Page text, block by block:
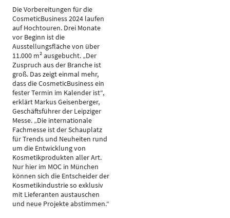
Die Vorbereitungen für die
CosmeticBusiness 2024 laufen
auf Hochtouren. Drei Monate
vor Beginn ist die
Ausstellungsfläche von über
11.000 m² ausgebucht. „Der
Zuspruch aus der Branche ist
groß. Das zeigt einmal mehr,
dass die CosmeticBusiness ein
fester Termin im Kalender ist“,
erklärt Markus Geisenberger,
Geschäftsführer der Leipziger
Messe. „Die internationale
Fachmesse ist der Schauplatz
für Trends und Neuheiten rund
um die Entwicklung von
Kosmetikprodukten aller Art.
Nur hier im MOC in München
können sich die Entscheider der
Kosmetikindustrie so exklusiv
mit Lieferanten austauschen
und neue Projekte abstimmen.“